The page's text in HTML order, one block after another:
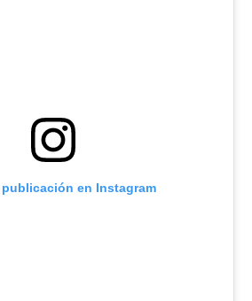
publicación en Instagram